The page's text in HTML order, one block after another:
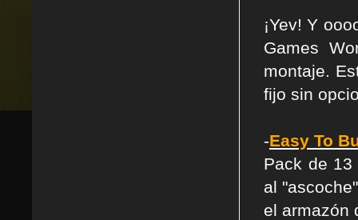
¡Yev! Y
Games
montaje.
fijo sin
-Easy To
Pack de 13
al
el armazón